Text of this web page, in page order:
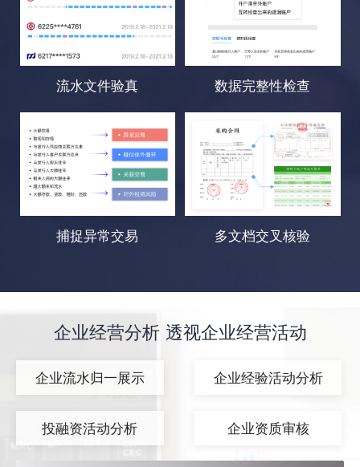
流水文件验真 数据完整性检查
捕捉异常交易 多文档交叉核验
企业经营分析 透视企业经营活动
企业流水归一展示 企业经验活动分析
投融资活动分析 企业资质审核